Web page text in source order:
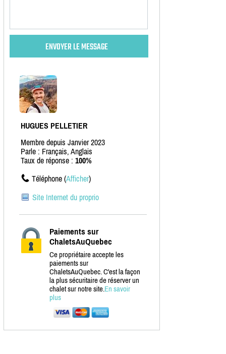
HUGUES PELLETIER
Membre depuis Janvier 2023
Parle : Français, Anglais
Taux de réponse : 100%
Téléphone (Afficher)
Site Internet du proprio
Paiements sur
ChaletsAuQuebec
Ce propriétaire accepte les
paiements sur
ChaletsAuQuebec. C'est la façon
la plus sécuritaire de réserver un
chalet sur notre site.En savoir
plus